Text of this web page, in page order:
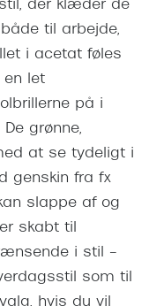
Sorte
Brune
Mere
der klæder de
til arbejde,
i acetat føles
en let
på i
grønne,
at se tydeligt i
genskin fra fx
slappe af og
skabt til
i stil –
som til
hvis du vil